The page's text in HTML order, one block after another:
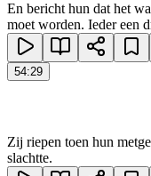
En bericht hun dat het
moet worden. Ieder een
54:29
Zij riepen toen hun
slachtte.